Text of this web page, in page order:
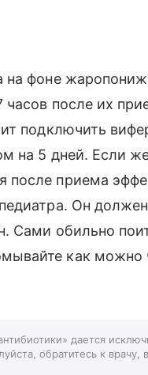
на фоне
после их
подключить
на 5 дней. Если
приема
Он
Сами обильно
как можно
дается
обратитесь к